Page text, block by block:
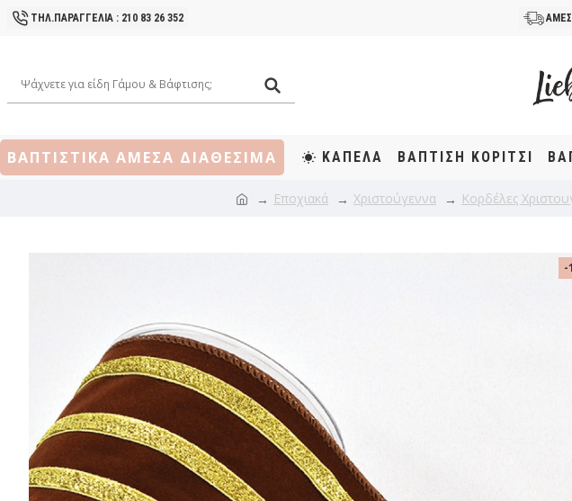
ΤΗΛ.ΠΑΡΑΓΓΕΛΙΑ : 210 83 26 352
ΒΑΠΤΙΣΤΙΚΑ ΑΜΕΣΑ ΔΙΑΘΕΣΙΜΑ ΚΑΠΕΛΑ ΒΆΠΤΙΣΗ KOΡΊΤΣΙ
Εποχιακά Χριστούγεννα Κορδέλες
-